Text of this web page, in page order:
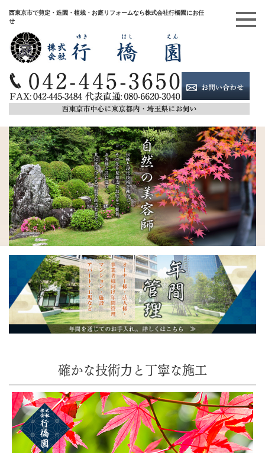
西東京市で剪定・造園・植栽・お庭リフォームなら株式会社行橋園にお任
せ
確かな技術力と丁寧な施工